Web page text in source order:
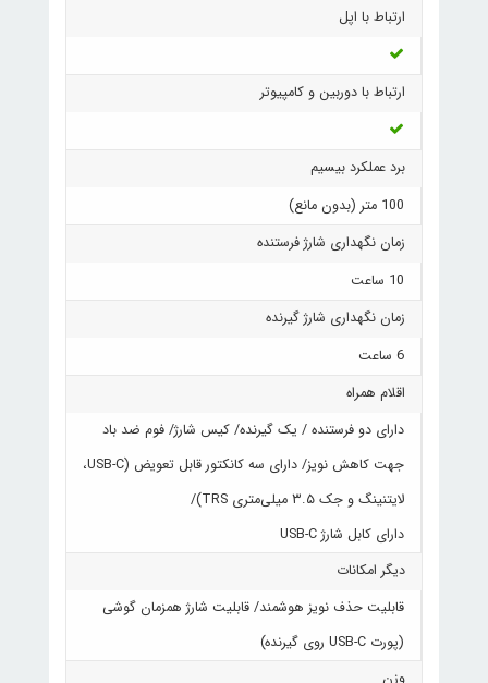
ارتباط با اپل
ارتباط با دوربین و کامپیوتر
برد عملکرد بیسیم
100 متر (بدون مانع)
زمان نگهداری شارژ فرستنده
10 ساعت
زمان نگهداری شارژ گیرنده
6 ساعت
اقلام همراه
دارای دو فرستنده / یک گیرنده/ کیس شارژ/ فوم ضد باد
جهت کاهش نویز/ دارای سه کانکتور قابل تعویض (USB-C،
لایتنینگ و جک ۳.۵ میلی‌متری TRS)/
دارای کابل شارژ USB-C
دیگر امکانات
قابلیت حذف نویز هوشمند/ قابلیت شارژ همزمان گوشی
(پورت USB-C روی گیرنده)
وزن